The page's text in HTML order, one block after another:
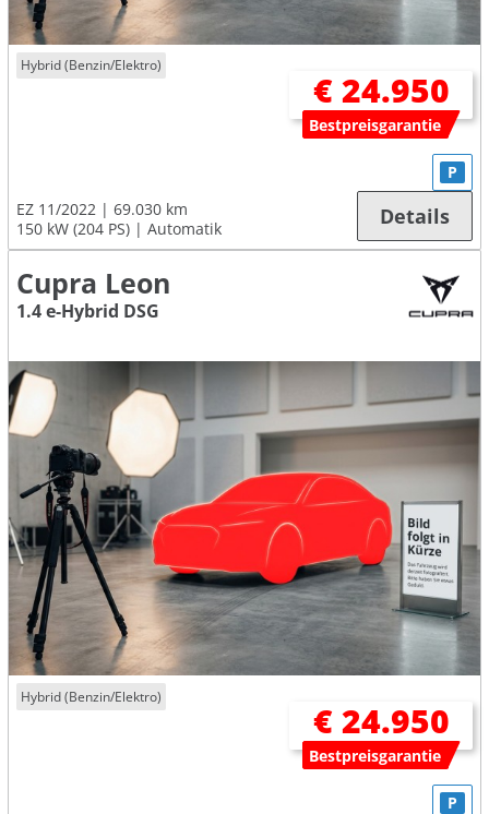
Hybrid (Benzin/Elektro)
€ 24.950
Bestpreisgarantie
EZ 11/2022
69.030 km
150 kW (204 PS)
Automatik
P
Details
Cupra Leon
1.4 e-Hybrid DSG
Hybrid (Benzin/Elektro)
€ 24.950
Bestpreisgarantie
P